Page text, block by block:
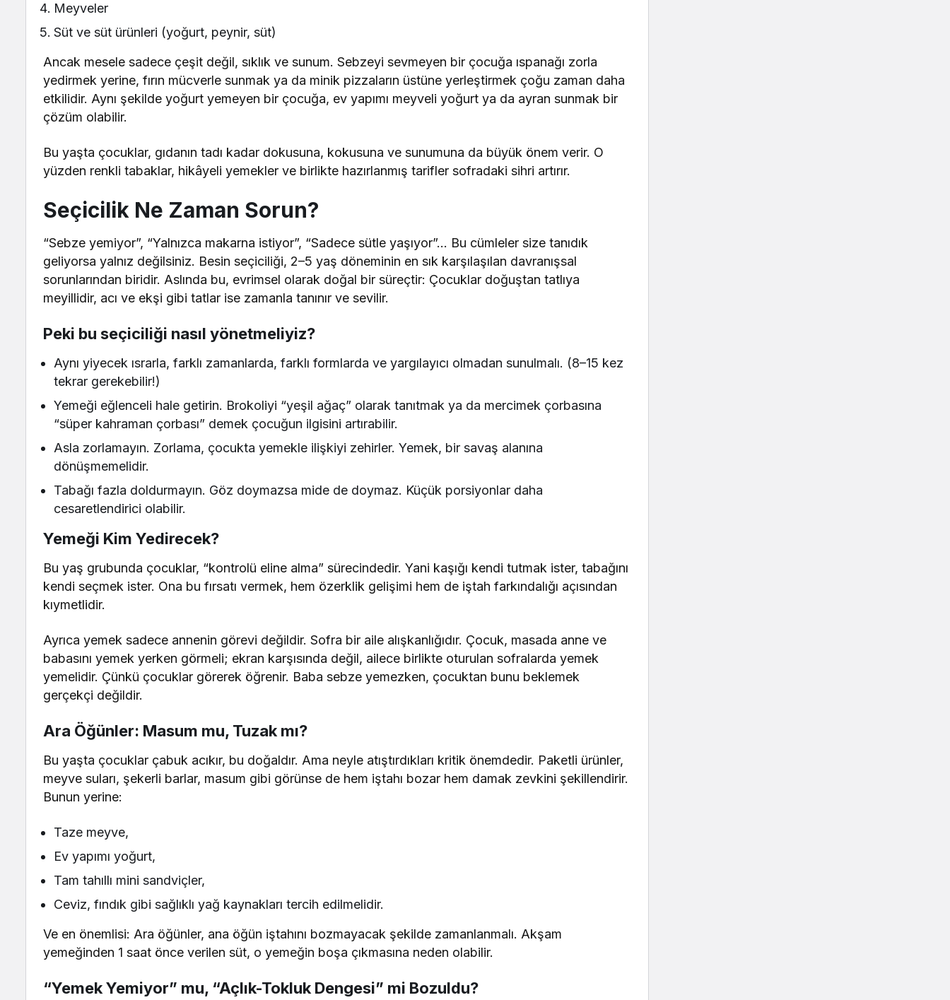
Meyveler
Süt ve süt ürünleri (yoğurt, peynir, süt)
Ancak mesele sadece çeşit değil, sıklık ve sunum. Sebzeyi sevmeyen bir çocuğa ıspanağı zorla
yedirmek yerine, fırın mücverle sunmak ya da minik pizzaların üstüne yerleştirmek çoğu zaman daha
etkilidir. Aynı şekilde yoğurt yemeyen bir çocuğa, ev yapımı meyveli yoğurt ya da ayran sunmak bir
çözüm olabilir.
Bu yaşta çocuklar, gıdanın tadı kadar dokusuna, kokusuna ve sunumuna da büyük önem verir. O
yüzden renkli tabaklar, hikâyeli yemekler ve birlikte hazırlanmış tarifler sofradaki sihri artırır.
Seçicilik Ne Zaman Sorun?
“Sebze yemiyor”, “Yalnızca makarna istiyor”, “Sadece sütle yaşıyor”… Bu cümleler size tanıdık
geliyorsa yalnız değilsiniz. Besin seçiciliği, 2–5 yaş döneminin en sık karşılaşılan davranışsal
sorunlarından biridir. Aslında bu, evrimsel olarak doğal bir süreçtir: Çocuklar doğuştan tatlıya
meyillidir, acı ve ekşi gibi tatlar ise zamanla tanınır ve sevilir.
Peki bu seçiciliği nasıl yönetmeliyiz?
Aynı yiyecek ısrarla, farklı zamanlarda, farklı formlarda ve yargılayıcı olmadan sunulmalı. (8–15 kez
tekrar gerekebilir!)
Yemeği eğlenceli hale getirin. Brokoliyi “yeşil ağaç” olarak tanıtmak ya da mercimek çorbasına
“süper kahraman çorbası” demek çocuğun ilgisini artırabilir.
Asla zorlamayın. Zorlama, çocukta yemekle ilişkiyi zehirler. Yemek, bir savaş alanına
dönüşmemelidir.
Tabağı fazla doldurmayın. Göz doymazsa mide de doymaz. Küçük porsiyonlar daha
cesaretlendirici olabilir.
Yemeği Kim Yedirecek?
Bu yaş grubunda çocuklar, “kontrolü eline alma” sürecindedir. Yani kaşığı kendi tutmak ister, tabağını
kendi seçmek ister. Ona bu fırsatı vermek, hem özerklik gelişimi hem de iştah farkındalığı açısından
kıymetlidir.
Ayrıca yemek sadece annenin görevi değildir. Sofra bir aile alışkanlığıdır. Çocuk, masada anne ve
babasını yemek yerken görmeli; ekran karşısında değil, ailece birlikte oturulan sofralarda yemek
yemelidir. Çünkü çocuklar görerek öğrenir. Baba sebze yemezken, çocuktan bunu beklemek
gerçekçi değildir.
Ara Öğünler: Masum mu, Tuzak mı?
Bu yaşta çocuklar çabuk acıkır, bu doğaldır. Ama neyle atıştırdıkları kritik önemdedir. Paketli ürünler,
meyve suları, şekerli barlar, masum gibi görünse de hem iştahı bozar hem damak zevkini şekillendirir.
Bunun yerine:
Taze meyve,
Ev yapımı yoğurt,
Tam tahıllı mini sandviçler,
Ceviz, fındık gibi sağlıklı yağ kaynakları tercih edilmelidir.
Ve en önemlisi: Ara öğünler, ana öğün iştahını bozmayacak şekilde zamanlanmalı. Akşam
yemeğinden 1 saat önce verilen süt, o yemeğin boşa çıkmasına neden olabilir.
“Yemek Yemiyor” mu, “Açlık-Tokluk Dengesi” mi Bozuldu?